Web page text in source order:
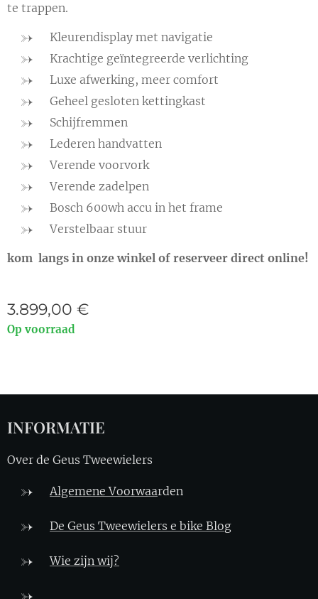
te trappen.
Kleurendisplay met navigatie
Krachtige geïntegreerde verlichting
Luxe afwerking, meer comfort
Geheel gesloten kettingkast
Schijfremmen
Lederen handvatten
Verende voorvork
Verende zadelpen
Bosch 600wh accu in het frame
Verstelbaar stuur
kom langs in onze winkel of reserveer direct online!
3.899,00 €
Op voorraad
INFORMATIE
Over de Geus Tweewielers
Algemene Voorwaarden
De Geus Tweewielers e bike Blog
Wie zijn wij?